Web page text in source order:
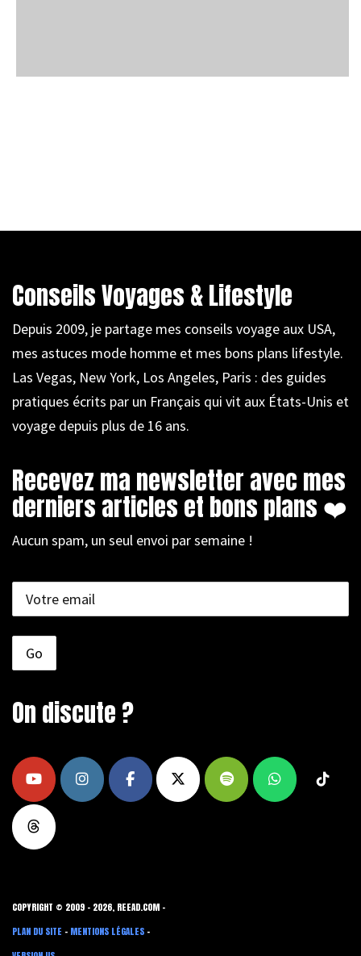
Conseils Voyages & Lifestyle
Depuis 2009, je partage mes conseils voyage aux USA,
mes astuces mode homme et mes bons plans lifestyle.
Las Vegas, New York, Los Angeles, Paris : des guides
pratiques écrits par un Français qui vit aux États-Unis et
voyage depuis plus de 16 ans.
Recevez ma newsletter avec mes
derniers articles et bons plans ❤️
Aucun spam, un seul envoi par semaine !
On discute ?
COPYRIGHT © 2009 - 2026, REEAD.COM -
PLAN DU SITE - MENTIONS LÉGALES -